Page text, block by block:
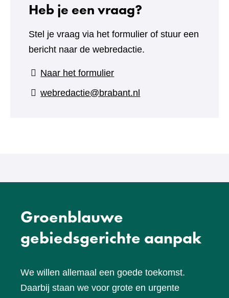
Heb je een vraag?
Stel je vraag via het formulier of stuur een
bericht naar de webredactie.
Naar het formulier(verwijst
naar
webredactie@brabant.nl
Groenblauwe
gebiedsgerichte aanpak
We willen allemaal een goede toekomst.
Daarbij staan we voor grote en urgente